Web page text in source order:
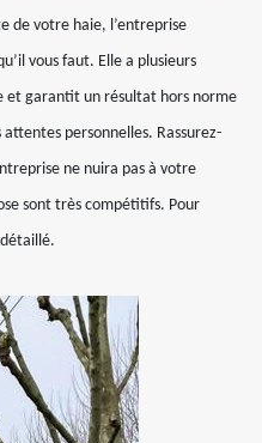
de votre haie, l’entreprise
vous faut. Elle a plusieurs
et garantit un résultat hors norme
personnelles. Rassurez-
ne nuira pas à votre
sont très compétitifs. Pour